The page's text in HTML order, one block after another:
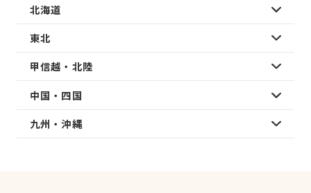
北海道
東北
甲信越・北陸
中国・四国
九州・沖縄